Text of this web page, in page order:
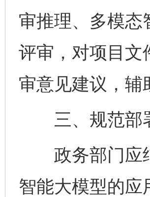
审推理、多模态
评审，对项目文
审意见建议，辅
三、规范部
政务部门应结
智能大模型的应